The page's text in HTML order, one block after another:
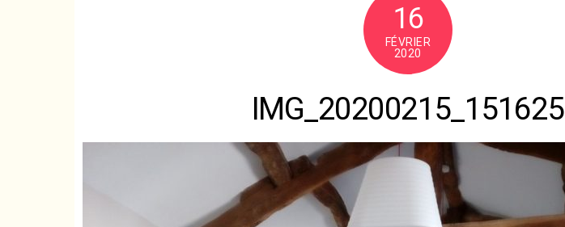
16
FÉVRIER
2020
IMG_20200215_151625